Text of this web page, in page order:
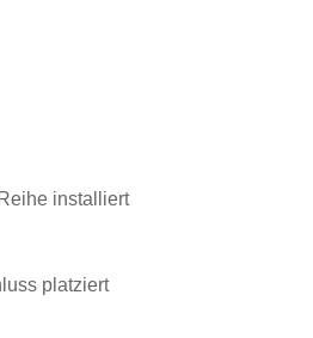
installiert
platziert